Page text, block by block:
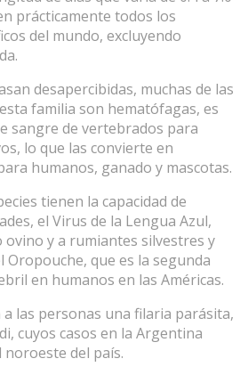
prácticamente todos los
del mundo, excluyendo
desapercibidas, muchas de las
familia son hematófagas, es
sangre de vertebrados para
lo que las convierte en
humanos, ganado y mascotas.
tienen la capacidad de
el Virus de la Lengua Azul,
ovino y a rumiantes silvestres y
Oropouche, que es la segunda
en humanos en las Américas.
las personas una filaria parásita,
cuyos casos en la Argentina
del país.